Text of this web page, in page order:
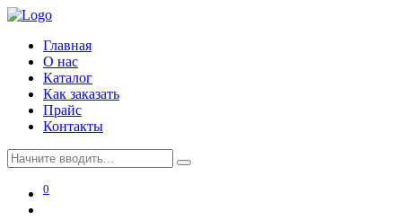
Главная
О нас
Каталог
Как заказать
Прайс
Контакты
0